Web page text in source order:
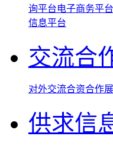
询平台电子商务平台
信息平台
交流合
对外交流合资合作
供求信